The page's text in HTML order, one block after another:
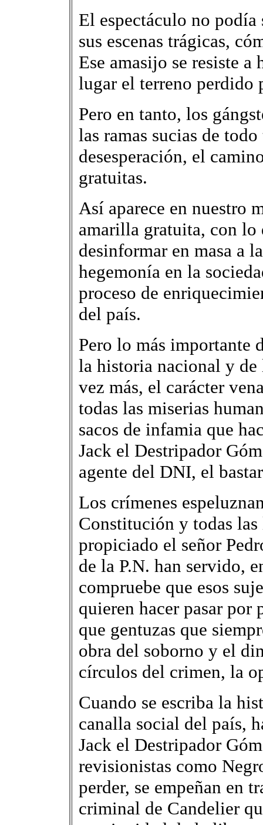
El espectáculo no
sus escenas trágicas,
Ese amasijo se resiste
lugar el terreno perdido
Pero en tanto, los
las ramas sucias de
desesperación, el
gratuitas.
Así aparece en nuestro
amarilla gratuita, con lo
desinformar en masa a
hegemonía en la
proceso de
del país.
Pero lo más importante
la historia nacional y
vez más, el carácter
todas las miserias
sacos de infamia que
Jack el Destripador
agente del DNI, el
Los crímenes
Constitución y todas
propiciado el señor
de la P.N. han servido,
compruebe que esos
quieren hacer pasar por
que gentuzas que
obra del soborno y el
círculos del crimen, la
Cuando se escriba la
canalla social del país,
Jack el Destripador
revisionistas como
perder, se empeñan en
criminal de Candelier